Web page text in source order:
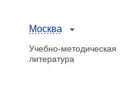
Москва
Учебно-методическая
литература